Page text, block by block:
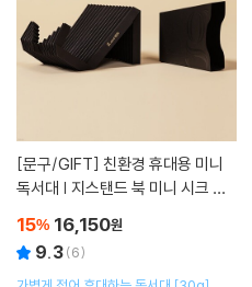
[문구/GIFT]
독서대 | 지스탠드 북 미니 시크 블
15% 16,150원
9.3(6)